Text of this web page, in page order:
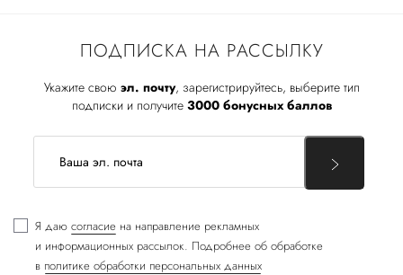
ПОДПИСКА НА РАССЫЛКУ
Укажите свою эл. почту, зарегистрируйтесь, выберите тип
подписки и получите 3000 бонусных баллов
Я даю согласие на направление рекламных
и информационных рассылок. Подробнее об обработке
в политике обработки персональных данных